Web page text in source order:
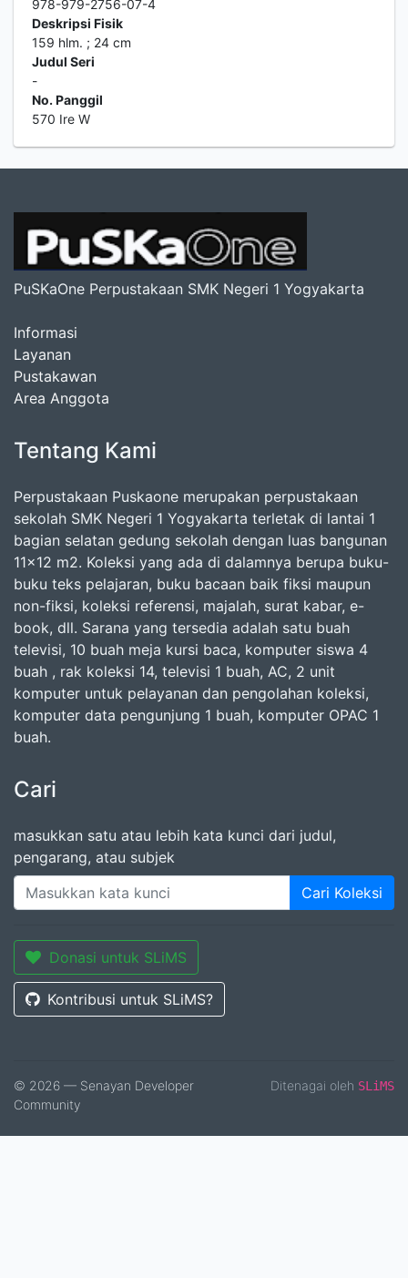
978-979-2756-07-4
Deskripsi Fisik
159 hlm. ; 24 cm
Judul Seri
-
No. Panggil
570 Ire W
PuSKaOne Perpustakaan SMK Negeri 1 Yogyakarta
Informasi
Layanan
Pustakawan
Area Anggota
Tentang Kami
Perpustakaan Puskaone merupakan perpustakaan
sekolah SMK Negeri 1 Yogyakarta terletak di lantai 1
bagian selatan gedung sekolah dengan luas bangunan
11x12 m2. Koleksi yang ada di dalamnya berupa buku-
buku teks pelajaran, buku bacaan baik fiksi maupun
non-fiksi, koleksi referensi, majalah, surat kabar, e-
book, dll. Sarana yang tersedia adalah satu buah
televisi, 10 buah meja kursi baca, komputer siswa 4
buah , rak koleksi 14, televisi 1 buah, AC, 2 unit
komputer untuk pelayanan dan pengolahan koleksi,
komputer data pengunjung 1 buah, komputer OPAC 1
buah.
Cari
masukkan satu atau lebih kata kunci dari judul,
pengarang, atau subjek
Cari Koleksi
Donasi untuk SLiMS
Kontribusi untuk SLiMS?
© 2026 — Senayan Developer
Community
Ditenagai oleh SLiMS